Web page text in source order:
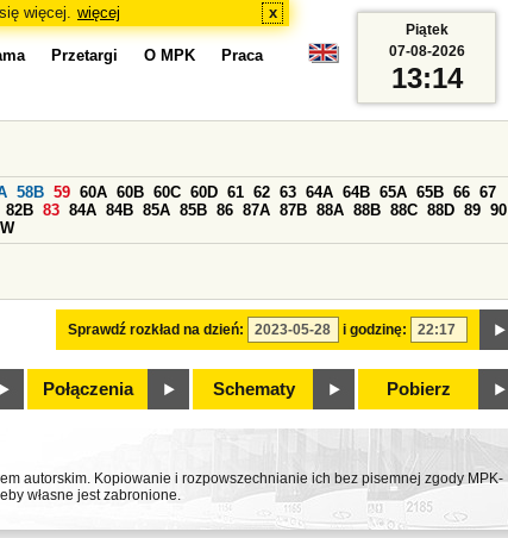
więcej. więcej x
Przetargi O MPK Praca
Sprawdź rozkład na dzień: i godzinę:
58B 59 60A 60B 60C 60D 61 62 63 64A 64B 65A 65B 66 67
82B 83 84A 84B 85A 85B 86 87A 87B 88A 88B 88C 88D 89 90
W
Połączenia Schematy Pobierz
Piątek
07-08-2026
13:14
autorskim. Kopiowanie i rozpowszechnianie ich bez pisemnej zgody MPK-
własne jest zabronione.